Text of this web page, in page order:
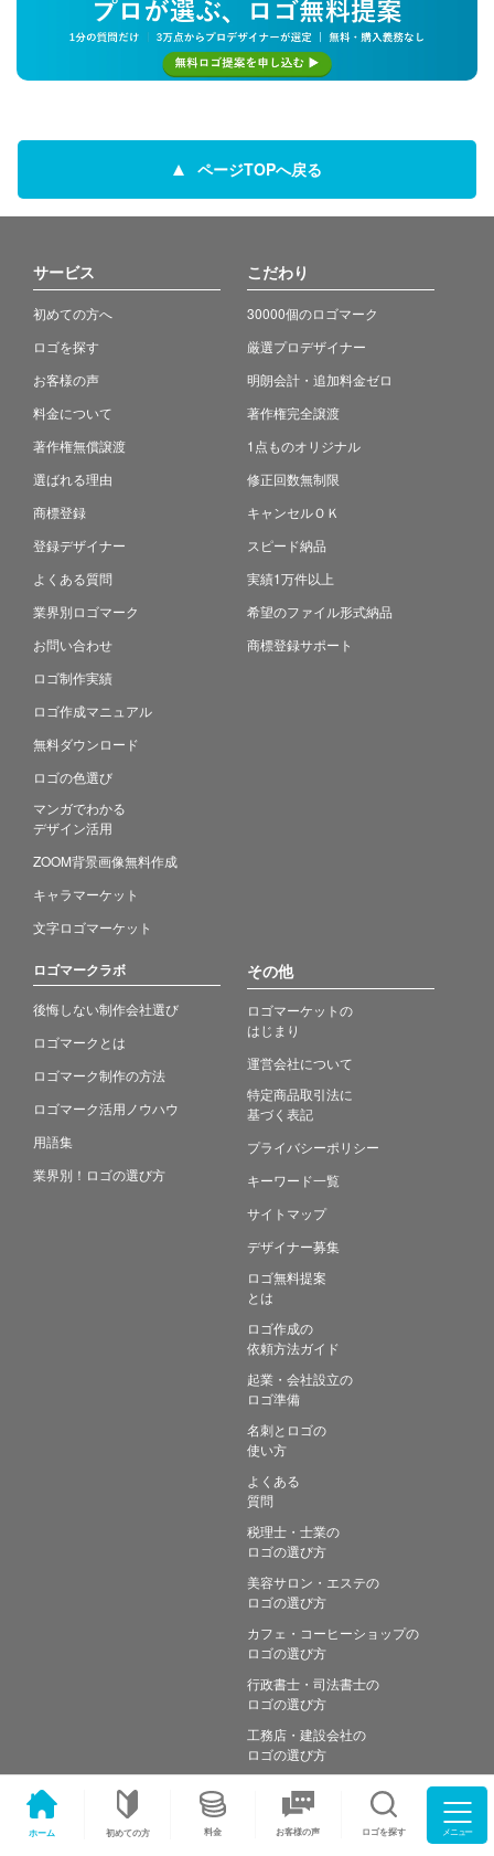
ホーム 初めての方 料金 お客様の声 ロゴを探す メニュー
ページTOPへ戻る
サービス
初めての方へ
ロゴを探す
お客様の声
料金について
著作権無償譲渡
選ばれる理由
商標登録
登録デザイナー
よくある質問
業界別ロゴマーク
お問い合わせ
ロゴ制作実績
ロゴ作成マニュアル
無料ダウンロード
ロゴの色選び
マンガでわかる
デザイン活用
ZOOM背景画像無料作成
キャラマーケット
文字ロゴマーケット
こだわり
30000個のロゴマーク
厳選プロデザイナー
明朗会計・追加料金ゼロ
著作権完全譲渡
1点ものオリジナル
修正回数無制限
キャンセルＯＫ
スピード納品
実績1万件以上
希望のファイル形式納品
商標登録サポート
ロゴマークラボ
後悔しない制作会社選び
ロゴマークとは
ロゴマーク制作の方法
ロゴマーク活用ノウハウ
用語集
業界別！ロゴの選び方
その他
ロゴマーケットの
はじまり
運営会社について
特定商品取引法に
基づく表記
プライバシーポリシー
キーワード一覧
サイトマップ
デザイナー募集
ロゴ無料提案
とは
ロゴ作成の
依頼方法ガイド
起業・会社設立の
ロゴ準備
名刺とロゴの
使い方
よくある
質問
税理士・士業の
ロゴの選び方
美容サロン・エステの
ロゴの選び方
カフェ・コーヒーショップの
ロゴの選び方
行政書士・司法書士の
ロゴの選び方
工務店・建設会社の
ロゴの選び方
Copyright © Simple works Inc. All Rights Reserved.